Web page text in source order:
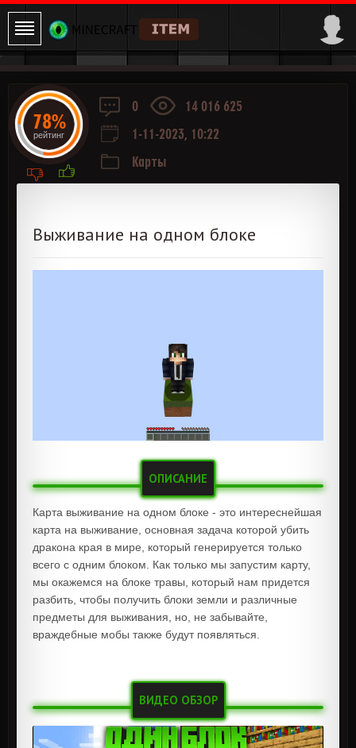
0
14 016 625
1-11-2023, 10:22
Карты
Выживание на одном блоке
ОПИСАНИЕ
Карта выживание на одном блоке - это интереснейшая
карта на выживание, основная задача которой убить
дракона края в мире, который генерируется только
всего с одним блоком. Как только мы запустим карту,
мы окажемся на блоке травы, который нам придется
разбить, чтобы получить блоки земли и различные
предметы для выживания, но, не забывайте,
враждебные мобы также будут появляться.
ВИДЕО ОБЗОР
78%
рейтинг